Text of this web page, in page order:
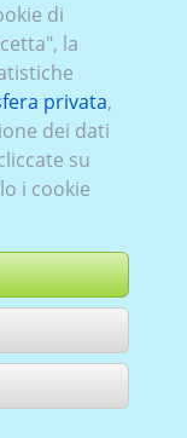
di
la
privata,
dei dati
su
i cookie